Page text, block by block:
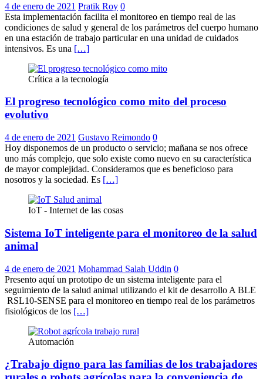
4 de enero de 2021 Pratik Roy 0
Esta implementación facilita el monitoreo en tiempo real de las
condiciones de salud y general de los parámetros del cuerpo humano
en una estación de trabajo particular en una unidad de cuidados
intensivos. Es una […]
Crítica a la tecnología
El progreso tecnológico como mito del proceso
evolutivo
4 de enero de 2021 Gustavo Reimondo 0
Hoy disponemos de un producto o servicio; mañana se nos ofrece
uno más complejo, que solo existe como nuevo en su característica
de mayor complejidad. Consideramos que es beneficioso para
nosotros y la sociedad. Es […]
IoT - Internet de las cosas
Sistema IoT inteligente para el monitoreo de la salud
animal
4 de enero de 2021 Mohammad Salah Uddin 0
Presento aquí un prototipo de un sistema inteligente para el
seguimiento de la salud animal utilizando el kit de desarrollo A BLE
RSL10-SENSE para el monitoreo en tiempo real de los parámetros
fisiológicos de los […]
Automación
¿Trabajo digno para las familias de los trabajadores